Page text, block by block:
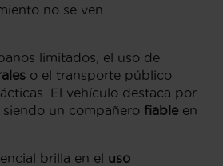
no se ven
limitados, el uso de
o el transporte público
El vehículo destaca por
un compañero fiable en
brilla en el uso